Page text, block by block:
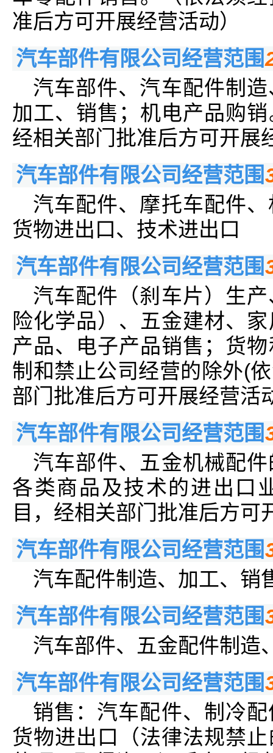
准后方可开展经营活动）
汽车部件有限公司经营范围
汽车部件、汽车配件制
加工、销售；机电产品购
经相关部门批准后方可开展
汽车部件有限公司经营范围
汽车配件、摩托车配件
货物进出口、技术进出口
汽车部件有限公司经营范围
汽车配件（刹车片）生
险化学品）、五金建材、
产品、电子产品销售；货
制和禁止公司经营的除外(
部门批准后方可开展经营活
汽车部件有限公司经营范围
汽车部件、五金机械配
各类商品及技术的进出口
目，经相关部门批准后方可
汽车部件有限公司经营范围
汽车配件制造、加工、销
汽车部件有限公司经营范围
汽车部件、五金配件制造
汽车部件有限公司经营范围
销售：汽车配件、制冷
货物进出口（法律法规禁